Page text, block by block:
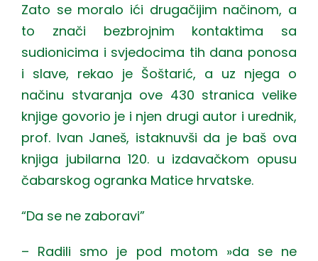
Zato se moralo ići drugačijim načinom, a
to znači bezbrojnim kontaktima sa
sudionicima i svjedocima tih dana ponosa
i slave, rekao je Šoštarić, a uz njega o
načinu stvaranja ove 430 stranica velike
knjige govorio je i njen drugi autor i urednik,
prof. Ivan Janeš, istaknuvši da je baš ova
knjiga jubilarna 120. u izdavačkom opusu
čabarskog ogranka Matice hrvatske.
“Da se ne zaboravi”
– Radili smo je pod motom »da se ne